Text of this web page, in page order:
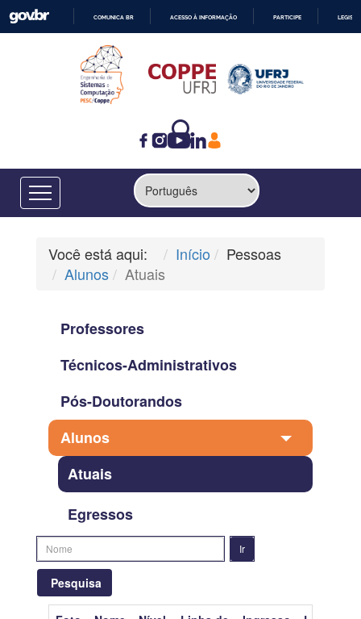
CONTEÚDO
COMUNICA BR ACESSO À INFORMAÇÃO PARTICIPE
Você está aqui: Início
Pessoas
Alunos
Atuais
Professores
Técnicos-Administrativos
Pós-Doutorandos
Alunos
Atuais
Egressos
Pesquisa